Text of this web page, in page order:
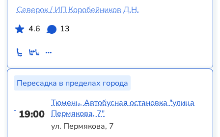
Северок / ИП Коробейников Д.Н.
4.6
13
Пересадка в пределах города
19:00
Тюмень, Автобусная остановка "улица
Пермякова, 7"
ул. Пермякова, 7